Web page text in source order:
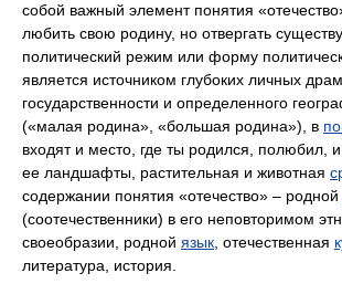
собой важный элемент понятия
любить свою родину, но отвергать
политический режим или форму
является источником глубоких личных
государственности и определенного
(«малая родина», «большая родина»), в
входят и место, где ты родился, полюбил,
ее ландшафты, растительная и животная
содержании понятия «отечество» – родной
(соотечественники) в его неповторимом
своеобразии, родной язык , отечественная
литература, история.